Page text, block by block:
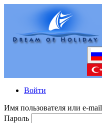
Войти
Имя пользователя или e-mail
Пароль